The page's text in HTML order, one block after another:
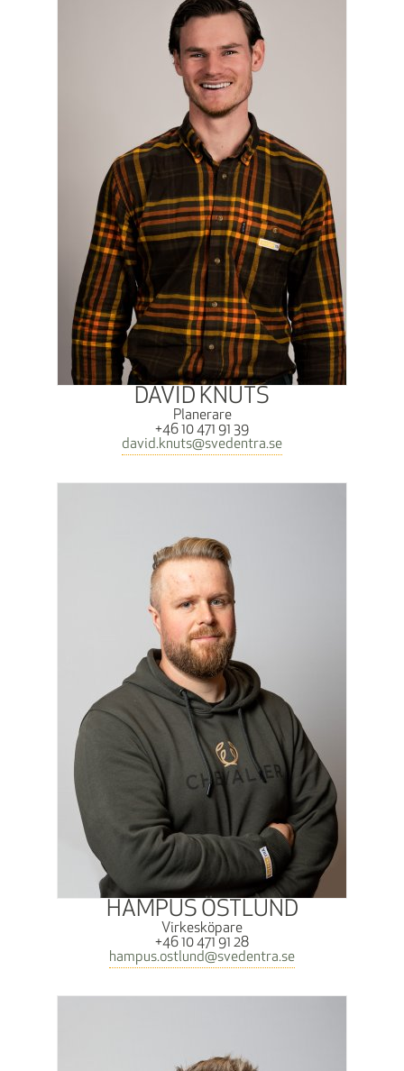
DAVID KNUTS
Planerare
+46 10 471 91 39
david.knuts@svedentra.se
HAMPUS ÖSTLUND
Virkesköpare
+46 10 471 91 28
hampus.ostlund@svedentra.se